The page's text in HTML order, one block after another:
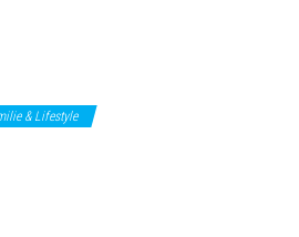
& Lifestyle